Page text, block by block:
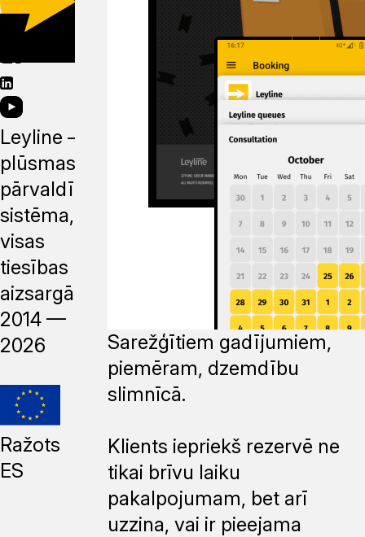
APLIKĀCIJU
Leyline —
plūsmas
pārvaldības
sistēma,
visas
tiesības
aizsargātas,
2014 —
2026
Ražots
ES
Sarežģītiem gadījumiem,
piemēram, dzemdību
slimnīcā.
Klients iepriekš rezervē ne
tikai brīvu laiku
pakalpojumam, bet arī
uzzina, vai ir pieejama